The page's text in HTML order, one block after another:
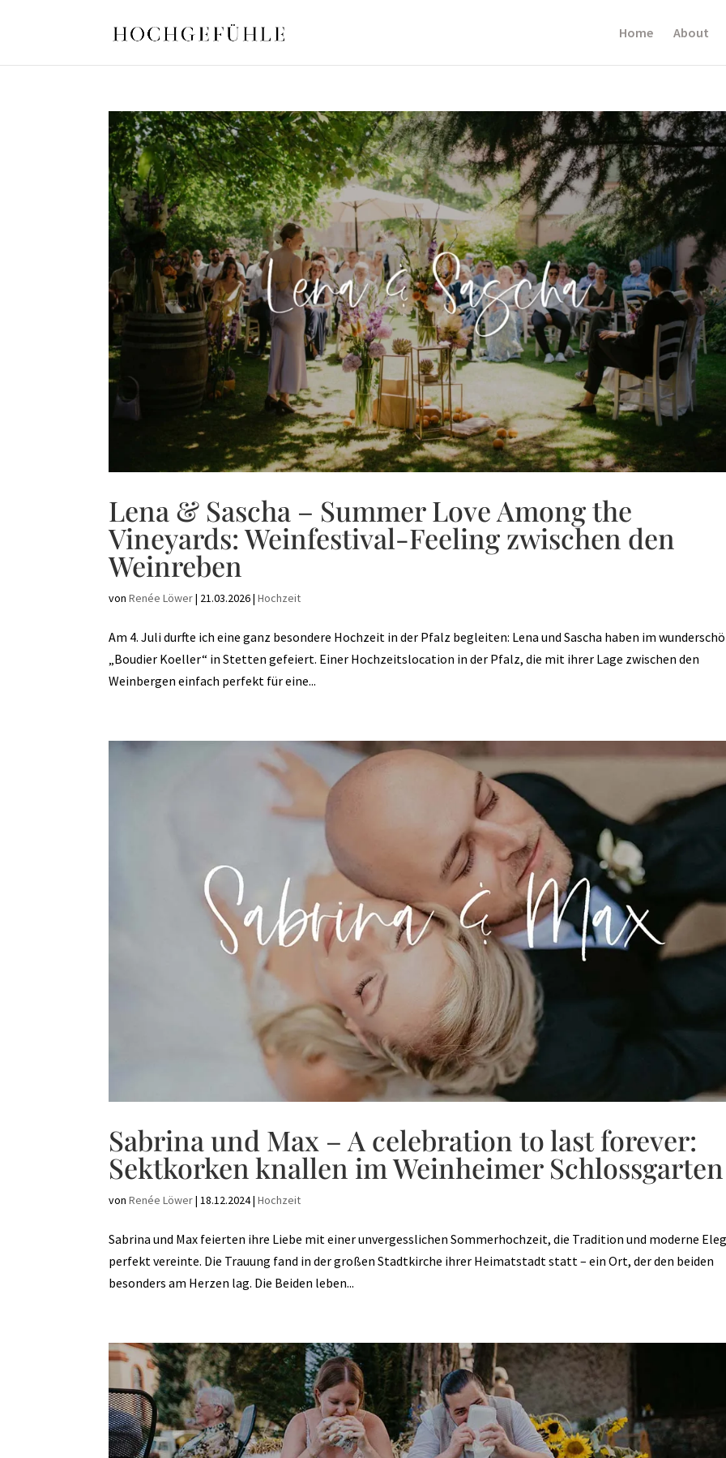
Home About
Lena & Sascha – Summer Love Among the
Vineyards: Weinfestival-Feeling zwischen den
Weinreben
vonRenée Löwer| 21.03.2026|Hochzeit
Am 4. Juli durfte ich eine ganz besondere Hochzeit in der Pfalz begleiten: Lena und Sascha haben im
„Boudier Koeller“ in Stetten gefeiert. Einer Hochzeitslocation in der Pfalz, die mit ihrer Lage zwischen den
Weinbergen einfach perfekt für eine...
Sabrina und Max – A celebration to last forever:
Sektkorken knallen im Weinheimer Schlossgarten
vonRenée Löwer|18.12.2024|Hochzeit
Sabrina und Max feierten ihre Liebe mit einer unvergesslichen Sommerhochzeit, die Tradition und moderne
perfekt vereinte. Die Trauung fand in der großen Stadtkirche ihrer Heimatstadt statt – ein Ort, der den beiden
besonders am Herzen lag. Die Beiden leben...